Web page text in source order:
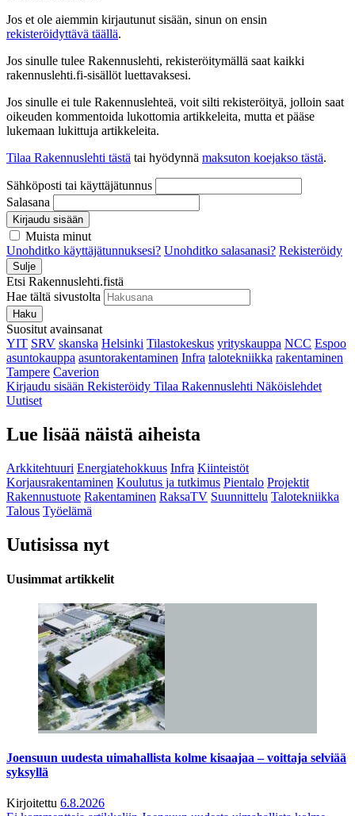
Jos et ole aiemmin kirjautunut sisään, sinun on ensin
rekisteröidyttävä täällä.
Jos sinulle tulee Rakennuslehti, rekisteröitymällä saat kaikki
rakennuslehti.fi-sisällöt luettavaksesi.
Jos sinulle ei tule Rakennuslehteä, voit silti rekisteröityä, jolloin saat
oikeuden kommentoida lukottomia artikkeleita, mutta et pääse
lukemaan lukittuja artikkeleita.
Tilaa Rakennuslehti tästä tai hyödynnä maksuton koejakso tästä.
Sähköposti tai käyttäjätunnus
Salasana
Kirjaudu sisään
Muista minut
Unohditko käyttäjätunnuksesi? Unohditko salasanasi? Rekisteröidy
Sulje
Etsi Rakennuslehti.fistä
Hae tältä sivustolta
Haku
Suositut avainsanat
YIT SRV skanska Helsinki Tilastokeskus yrityskauppa NCC Espoo
asuntokauppa asuntorakentaminen Infra talotekniikka rakentaminen
Tampere Caverion
Kirjaudu sisään Rekisteröidy Tilaa Rakennuslehti Näköislehdet
Uutiset
Lue lisää näistä aiheista
Arkkitehtuuri Energiatehokkuus Infra Kiinteistöt
Korjausrakentaminen Koulutus ja tutkimus Pientalo Projektit
Rakennustuote Rakentaminen RaksaTV Suunnittelu Talotekniikka
Talous Työelämä
Uutisissa nyt
Uusimmat artikkelit
Joensuun uudesta uimahallista kolme kisaajaa – voittaja selviää
syksyllä
Kirjoitettu 6.8.2026